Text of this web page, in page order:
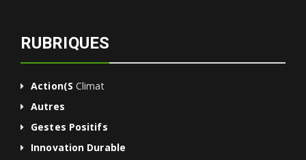
RUBRIQUES
Action(s Climat
Autres
Gestes Positifs
Innovation Durable